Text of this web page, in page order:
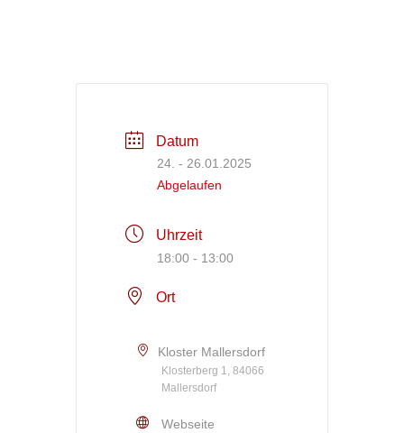
Datum
24. - 26.01.2025
Abgelaufen
Uhrzeit
18:00 - 13:00
Ort
Kloster Mallersdorf
Klosterberg 1, 84066
Mallersdorf
Webseite